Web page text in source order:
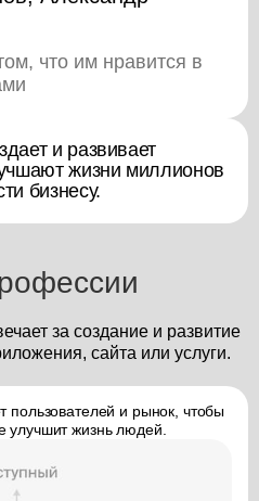
и развивает
жизни миллионов
бизнесу.
что им нравится в
за создание и развитие
сайта или услуги.
пользователей и рынок, чтобы
улучшит жизнь людей.